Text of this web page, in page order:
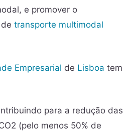
e promover o
transporte multimodal
Empresarial de Lisboa tem
para a redução das
(pelo menos 50% de